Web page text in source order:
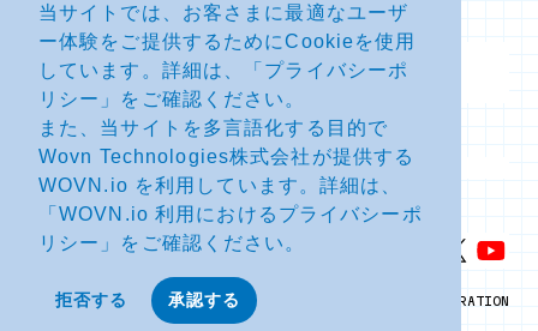
当サイトでは、お客さまに最適なユーザ
ー体験をご提供するためにCookieを使用
しています。詳細は、「 プライバシーポ
リシー 」をご確認ください。
また、当サイトを多言語化する目的で
Wovn Technologies株式会社が提供する
WOVN.io を利用しています。詳細は、
「WOVN.io 利用におけるプライバシーポ
リシー 」をご確認ください。
拒否する 承認する
お問い合せ
よくあるお問い合わせFAQ
SDSダウンロード
製品・サービスに関する重要な
お知らせ
その他のお問い合わせ
サイトマップ
© NTT ADVANCED TECHNOLOGY CORPORATION